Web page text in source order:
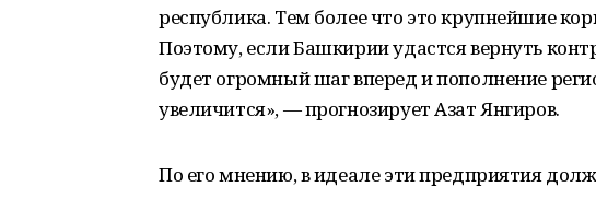
республика. Тем более что это крупнейшие
Поэтому, если Башкирии удастся вернуть
будет огромный шаг вперед и пополнение
увеличится», — прогнозирует Азат Янгиров.
По его мнению, в идеале эти предприятия